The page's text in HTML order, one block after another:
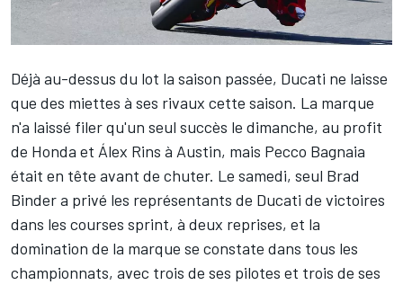
Déjà au-dessus du lot la saison passée, Ducati ne laisse
que des miettes à ses rivaux cette saison. La marque
n'a laissé filer qu'un seul succès le dimanche, au profit
de Honda et Álex Rins à Austin, mais Pecco Bagnaia
était en tête avant de chuter. Le samedi, seul Brad
Bindera privé les représentants de Ducati de victoires
dans les courses sprint, à deux reprises, et la
domination de la marque se constate dans tous les
championnats, avec trois de ses pilotes et trois de ses